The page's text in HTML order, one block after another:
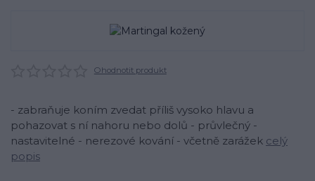
Ohodnotit produkt
- zabraňuje koním zvedat příliš vysoko hlavu a
pohazovat s ní nahoru nebo dolů - průvlečný -
nastavitelné - nerezové kování - včetně zarážek celý
popis